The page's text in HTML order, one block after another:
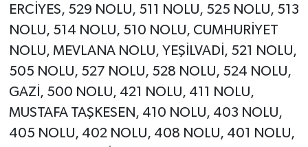
ERCİYES, 529 NOLU, 511 NOLU, 525 NOLU, 513
NOLU, 514 NOLU, 510 NOLU, CUMHURİYET
NOLU, MEVLANA NOLU, YEŞİLVADİ, 521 NOLU,
505 NOLU, 527 NOLU, 528 NOLU, 524 NOLU,
GAZİ, 500 NOLU, 421 NOLU, 411 NOLU,
MUSTAFA TAŞKESEN, 410 NOLU, 403 NOLU,
405 NOLU, 402 NOLU, 408 NOLU, 401 NOLU,